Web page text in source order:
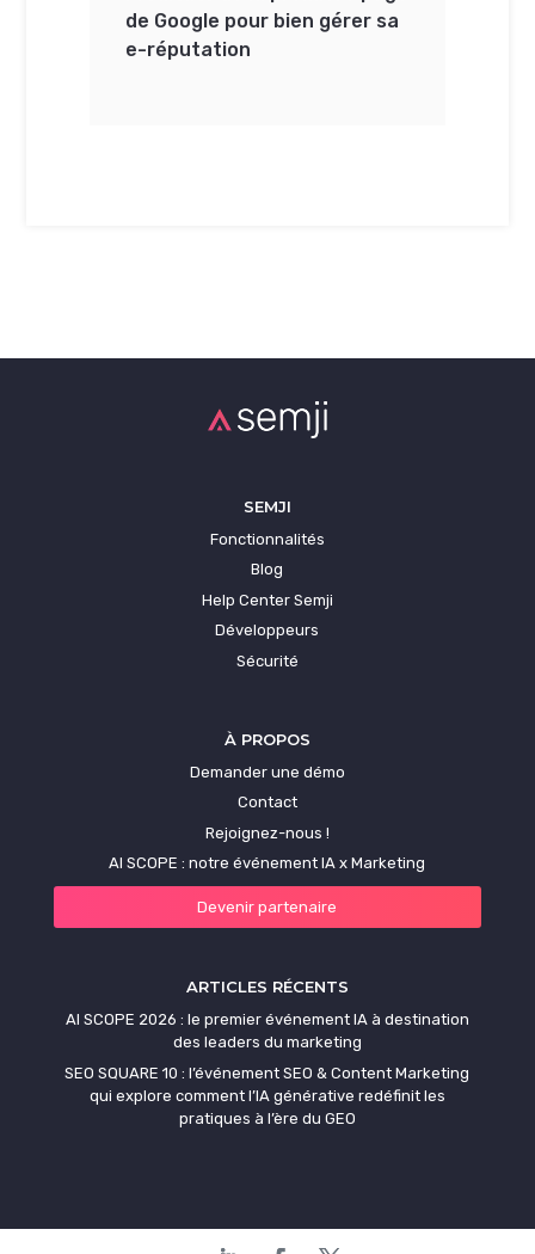
de Google pour bien gérer sa
e-réputation
SEMJI
Fonctionnalités
Blog
Help Center Semji
Développeurs
Sécurité
À PROPOS
Demander une démo
Contact
Rejoignez-nous !
AI SCOPE : notre événement IA x Marketing
Devenir partenaire
ARTICLES RÉCENTS
AI SCOPE 2026 : le premier événement IA à destination
des leaders du marketing
SEO SQUARE 10 : l’événement SEO & Content Marketing
qui explore comment l’IA générative redéfinit les
pratiques à l’ère du GEO